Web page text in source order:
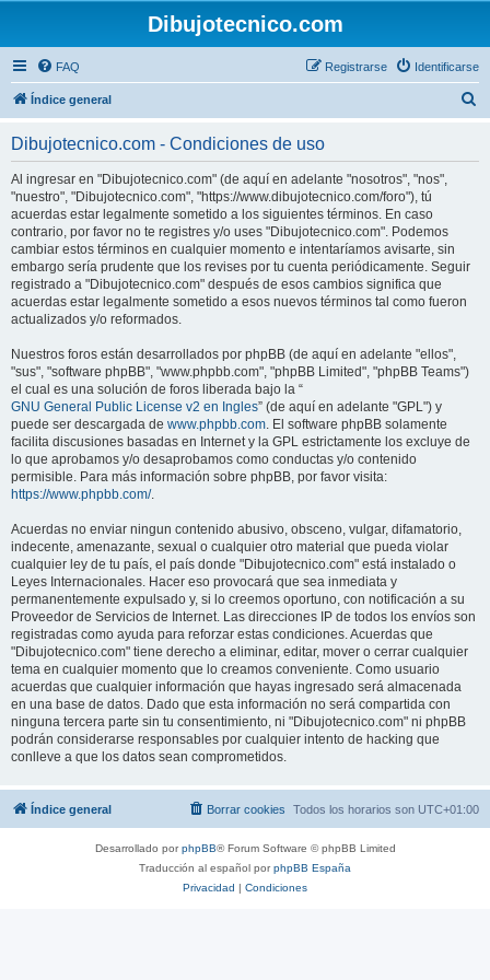
Dibujotecnico.com
FAQ Identificarse
Registrarse
Índice general
Dibujotecnico.com - Condiciones de uso
Al ingresar en "Dibujotecnico.com" (de aquí en adelante "nosotros", "nos",
"nuestro", "Dibujotecnico.com", "https://www.dibujotecnico.com/foro"), tú
acuerdas estar legalmente sometido a los siguientes términos. En caso
contrario, por favor no te registres y/o uses "Dibujotecnico.com". Podemos
cambiar estos términos en cualquier momento e intentaríamos avisarte, sin
embargo sería prudente que los revises por tu cuenta periódicamente. Seguir
registrado a "Dibujotecnico.com" después de esos cambios significa que
acuerdas estar legalmente sometido a esos nuevos términos tal como fueron
actualizados y/o reformados.
Nuestros foros están desarrollados por phpBB (de aquí en adelante "ellos",
"sus", "software phpBB", "www.phpbb.com", "phpBB Limited", "phpBB Teams")
el cual es una solución de foros liberada bajo la “
GNU General Public License v2 en Ingles” (de aquí en adelante "GPL") y
puede ser descargada de www.phpbb.com. El software phpBB solamente
facilita discusiones basadas en Internet y la GPL estrictamente los excluye de
lo que aprobamos y/o desaprobamos como conductas y/o contenido
permisible. Para más información sobre phpBB, por favor visita:
https://www.phpbb.com/.
Acuerdas no enviar ningun contenido abusivo, obsceno, vulgar, difamatorio,
indecente, amenazante, sexual o cualquier otro material que pueda violar
cualquier ley de tu país, el país donde "Dibujotecnico.com" está instalado o
Leyes Internacionales. Hacer eso provocará que sea inmediata y
permanentemente expulsado y, si lo creemos oportuno, con notificación a su
Proveedor de Servicios de Internet. Las direcciones IP de todos los envíos son
registradas como ayuda para reforzar estas condiciones. Acuerdas que
"Dibujotecnico.com" tiene derecho a eliminar, editar, mover o cerrar cualquier
tema en cualquier momento que lo creamos conveniente. Como usuario
acuerdas que cualquier información que hayas ingresado será almacenada
en una base de datos. Dado que esta información no será compartida con
ninguna tercera parte sin tu consentimiento, ni "Dibujotecnico.com" ni phpBB
podrán considerarse responsables por cualquier intento de hacking que
conlleve a que los datos sean comprometidos.
Índice general Todos los horarios son UTC+01:00
Borrar cookies
Desarrollado porphpBB® Forum Software © phpBB Limited
Traducción al español porphpBB España
Privacidad | Condiciones